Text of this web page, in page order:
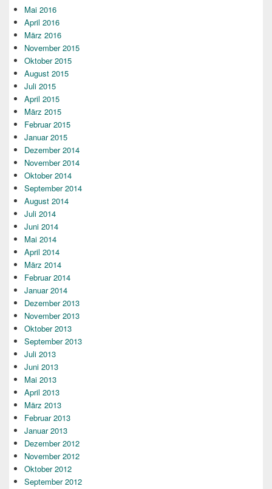
Mai 2016
April 2016
März 2016
November 2015
Oktober 2015
August 2015
Juli 2015
April 2015
März 2015
Februar 2015
Januar 2015
Dezember 2014
November 2014
Oktober 2014
September 2014
August 2014
Juli 2014
Juni 2014
Mai 2014
April 2014
März 2014
Februar 2014
Januar 2014
Dezember 2013
November 2013
Oktober 2013
September 2013
Juli 2013
Juni 2013
Mai 2013
April 2013
März 2013
Februar 2013
Januar 2013
Dezember 2012
November 2012
Oktober 2012
September 2012